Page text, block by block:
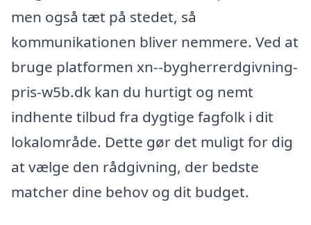
men også tæt på stedet, så
kommunikationen bliver nemmere. Ved at
bruge platformen xn--bygherrerdgivning-
pris-w5b.dk kan du hurtigt og nemt
indhente tilbud fra dygtige fagfolk i dit
lokalområde. Dette gør det muligt for dig
at vælge den rådgivning, der bedste
matcher dine behov og dit budget.